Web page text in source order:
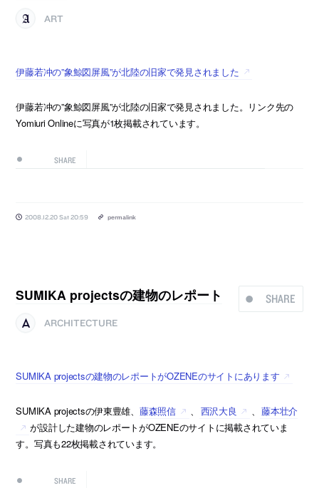
ART
伊藤若冲の”象鯨図屏風”が北陸の旧家で発見されました
伊藤若冲の”象鯨図屏風”が北陸の旧家で発見されました。リンク先の
Yomiuri Onlineに写真が1枚掲載されています。
SHARE
2008.12.20 Sat 20:59 permalink
SHARE
SUMIKA projectsの建物のレポート
ARCHITECTURE
SUMIKA projectsの建物のレポートがOZENEのサイトにあります
SUMIKA projectsの伊東豊雄、 藤森照信 、 西沢大良 、 藤本壮介
が設計した建物のレポートがOZENEのサイトに掲載されていま
す。写真も22枚掲載されています。
SHARE